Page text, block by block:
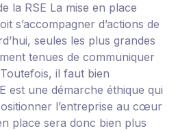
la RSE La mise en place
s’accompagner d’actions de
seules les plus grandes
tenues de communiquer
il faut bien
est une démarche éthique qui
l’entreprise au cœur
place sera donc bien plus